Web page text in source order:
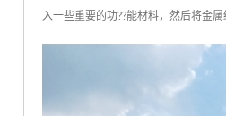
入一些重要的功??能材料，然后将金